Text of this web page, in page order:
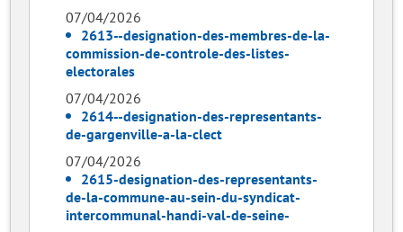
07/04/2026
2613--designation-des-membres-de-la-
commission-de-controle-des-listes-
electorales
07/04/2026
2614--designation-des-representants-
de-gargenville-a-la-clect
07/04/2026
2615-designation-des-representants-
de-la-commune-au-sein-du-syndicat-
intercommunal-handi-val-de-seine-